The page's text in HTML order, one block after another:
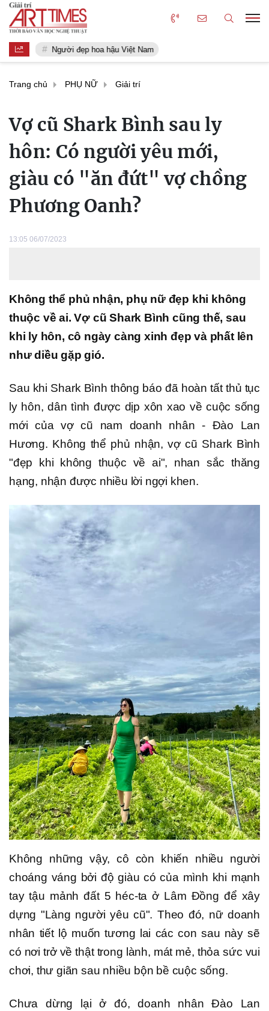
Người đẹp hoa hậu Việt Nam
Trang chủ PHỤ NỮ Giải trí
Vợ cũ Shark Bình sau ly
hôn: Có người yêu mới,
giàu có "ăn đứt" vợ chồng
Phương Oanh?
13:05 06/07/2023
Không thể phủ nhận, phụ nữ đẹp khi không
thuộc về ai. Vợ cũ Shark Bình cũng thế, sau
khi ly hôn, cô ngày càng xinh đẹp và phất lên
như diều gặp gió.
Sau khi Shark Bình thông báo đã hoàn tất thủ tục
ly hôn, dân tình được dịp xôn xao về cuộc sống
mới của vợ cũ nam doanh nhân - Đào Lan
Hương. Không thể phủ nhận, vợ cũ Shark Bình
"đẹp khi không thuộc về ai", nhan sắc thăng
hạng, nhận được nhiều lời ngợi khen.
Không những vậy, cô còn khiến nhiều người
choáng váng bởi độ giàu có của mình khi mạnh
tay tậu mảnh đất 5 héc-ta ở Lâm Đồng để xây
dựng "Làng người yêu cũ". Theo đó, nữ doanh
nhân tiết lộ muốn tương lai các con sau này sẽ
có nơi trở về thật trong lành, mát mẻ, thỏa sức vui
chơi, thư giãn sau nhiều bộn bề cuộc sống.
Chưa dừng lại ở đó, doanh nhân Đào Lan